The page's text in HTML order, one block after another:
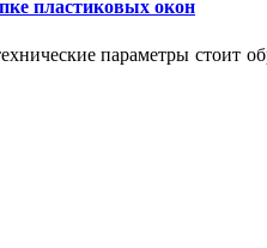
пластиковых окон
параметры